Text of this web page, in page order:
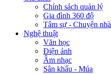
Chính sách quản lý
Gia đình 360 độ
Tâm sự - Chuyện nhà
Nghệ thuật
Văn học
Điện ảnh
Âm nhạc
Sân khấu - Múa